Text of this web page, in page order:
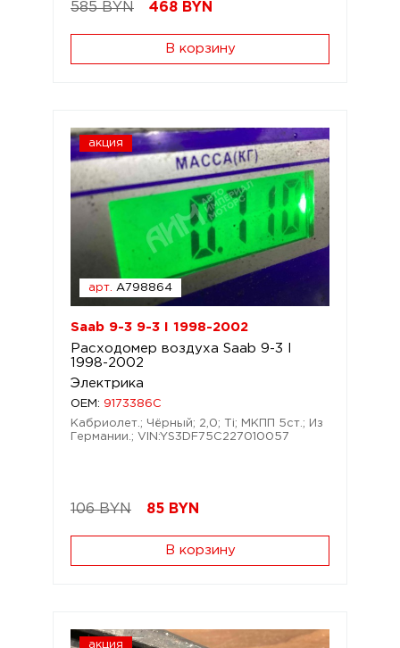
585 BYN 468 BYN
В корзину
акция
арт. A798864
Saab 9-3 9-3 I 1998-2002
Расходомер воздуха Saab 9-3 I
1998-2002
Электрика
OEM: 9173386C
Кабриолет.; Чёрный; 2,0; Ti; МКПП 5ст.; Из
Германии.; VIN:YS3DF75C227010057
106 BYN 85 BYN
В корзину
акция